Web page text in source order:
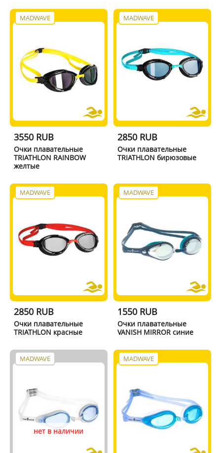
MADWAVE
3550 RUB
Очки плавательные
TRIATHLON RAINBOW
желтые
MADWAVE
2850 RUB
Очки плавательные
TRIATHLON бирюзовые
MADWAVE
2850 RUB
Очки плавательные
TRIATHLON красные
MADWAVE
1550 RUB
Очки плавательные
VANISH MIRROR синие
MADWAVE
нет в наличии
MADWAVE